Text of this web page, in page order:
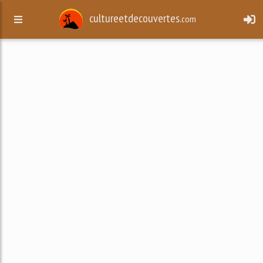
cultureetdecouvertes.com